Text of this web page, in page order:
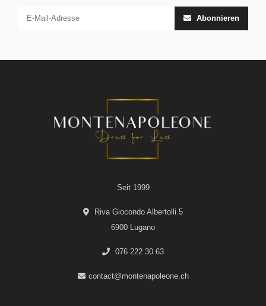
Abonnieren
Seit 1999
Riva Giocondo Albertolli 5
6900 Lugano
076 222 30 63
contact@montenapoleone.ch